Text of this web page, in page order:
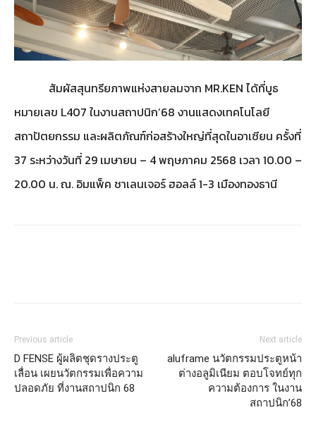
สัมผัสสุนทรียภาพแห่งสายลมจาก MR.KEN ได้ที่บูธ
หมายเลข L407 ในงานสถาปนิก’68 งานแสดงเทคโนโลยี
สถาปัตยกรรม และผลิตภัณฑ์ก่อสร้างใหญ่ที่สุดในอาเซียน ครั้งที่
37 ระหว่างวันที่ 29 เมษายน – 4 พฤษภาคม 2568 เวลา 10.00 –
20.00 น. ณ. อิมแพ็ค ชาเลนเจอร์ ฮอลล์ 1-3 เมืองทองธานี
Previous article
D FENSE ผู้ผลิตชุดรางประตู
เลื่อน เผยนวัตกรรมเพื่อความ
ปลอดภัย ที่งานสถาปนิก 68
Next article
aluframe นวัตกรรมประตูหน้า
ต่างอลูมิเนียม ตอบโจทย์ทุก
ความต้องการ ในงาน
สถาปนิก’68